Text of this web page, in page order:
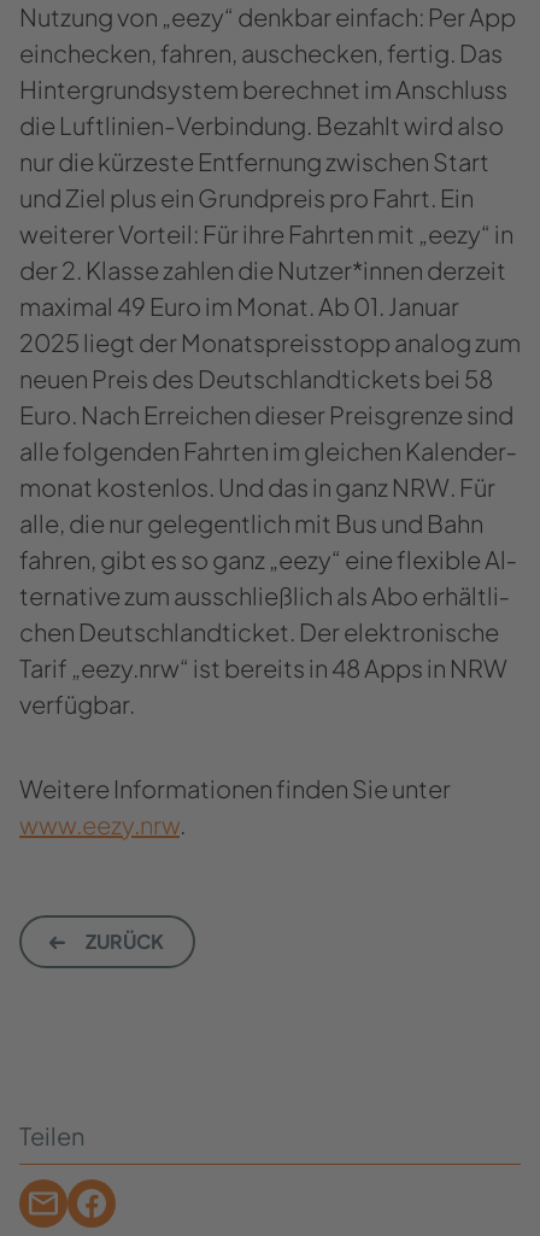
Nut­zung von „eezy“ denk­bar ein­fach: Per App
ein­che­cken, fah­ren, aus­che­cken, fer­tig. Das
Hin­ter­grund­sys­tem be­rech­net im An­schluss
die Luftlinien-​Verbindung. Be­zahlt wird also
nur die kür­zes­te Ent­fer­nung zwi­schen Start
und Ziel plus ein Grund­preis pro Fahrt. Ein
wei­te­rer Vor­teil: Für ihre Fahr­ten mit „eezy“ in
der 2. Klas­se zah­len die Nut­zer*innen der­zeit
ma­xi­mal 49 Euro im Monat. Ab 01. Ja­nu­ar
2025 liegt der Mo­nats­preis­stopp ana­log zum
neuen Preis des Deutsch­land­ti­ckets bei 58
Euro. Nach Er­rei­chen die­ser Preis­gren­ze sind
alle fol­gen­den Fahr­ten im glei­chen Ka­len­der­
mo­nat kos­ten­los. Und das in ganz NRW. Für
alle, die nur ge­le­gent­lich mit Bus und Bahn
fah­ren, gibt es so ganz „eezy“ eine fle­xi­ble Al­
ter­na­ti­ve zum aus­schließ­lich als Abo er­hält­li­
chen Deutsch­land­ti­cket. Der elek­tro­ni­sche
Tarif „eezy.nrw“ ist be­reits in 48 Apps in NRW
ver­füg­bar.
Wei­te­re In­for­ma­tio­nen fin­den Sie unter
www.eezy.nrw.
ZU­RÜCK
Tei­len